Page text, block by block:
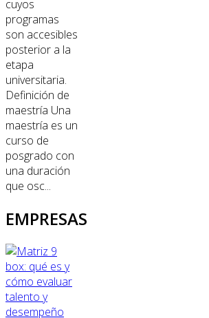
cuyos
programas
son accesibles
posterior a la
etapa
universitaria.
Definición de
maestría Una
maestría es un
curso de
posgrado con
una duración
que osc...
EMPRESAS